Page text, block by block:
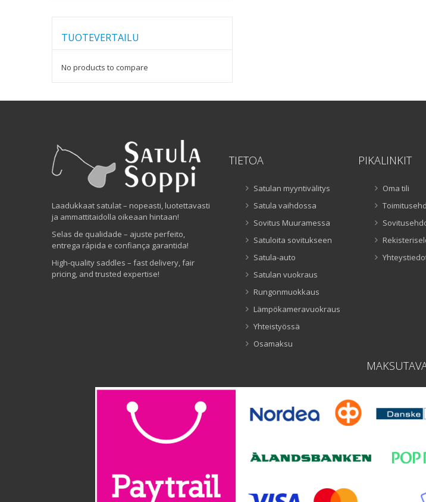
TUOTEVERTAILU
No products to compare
Laadukkaat satulat – nopeasti, luotettavasti
ja ammattitaidolla oikeaan hintaan!
Selas de qualidade – ajuste perfeito,
entrega rápida e confiança garantida!
High-quality saddles – fast delivery, fair
pricing, and trusted expertise!
TIETOA
Satulan myyntivälitys
Satula vaihdossa
Sovitus Muuramessa
Satuloita sovitukseen
Satula-auto
Satulan vuokraus
Rungonmuokkaus
Lämpökameravuokraus
Yhteistyössä
Osamaksu
PIKALINKIT
Oma tili